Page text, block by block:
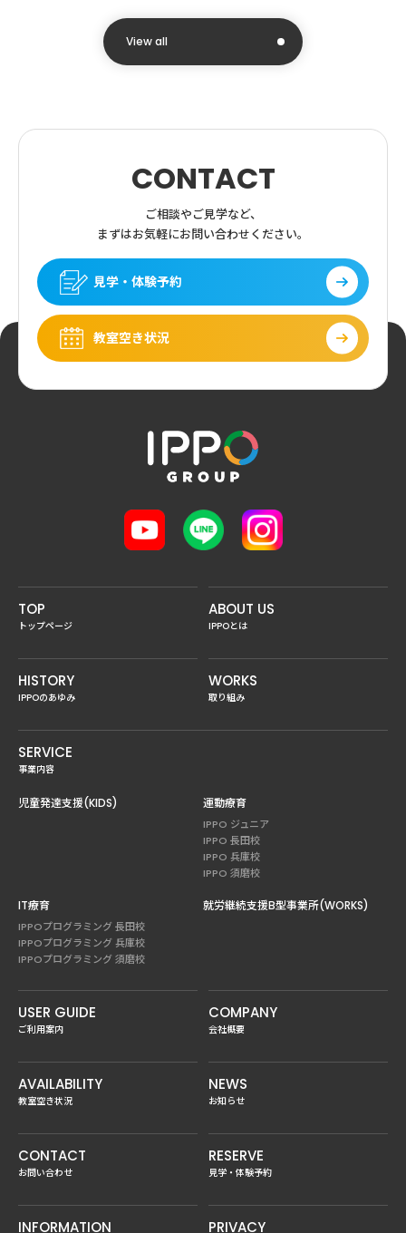
View all
CONTACT
ご相談やご見学など、
まずはお気軽にお問い合わせください。
見学・体験予約
教室空き状況
TOP
トップページ
ABOUT US
IPPOとは
HISTORY
IPPOのあゆみ
WORKS
取り組み
SERVICE
事業内容
児童発達支援(KIDS) 運動療育
IPPO ジュニア
IPPO 長田校
IPPO 兵庫校
IPPO 須磨校
IT療育
IPPOプログラミング 長田校
IPPOプログラミング 兵庫校
IPPOプログラミング 須磨校
就労継続支援B型事業所(WORKS)
USER GUIDE
ご利用案内
COMPANY
会社概要
AVAILABILITY
教室空き状況
NEWS
お知らせ
CONTACT
お問い合わせ
RESERVE
見学・体験予約
INFORMATION PRIVACY